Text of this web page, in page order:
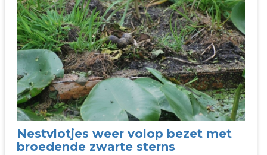
Nestvlotjes weer volop bezet met
broedende zwarte sterns